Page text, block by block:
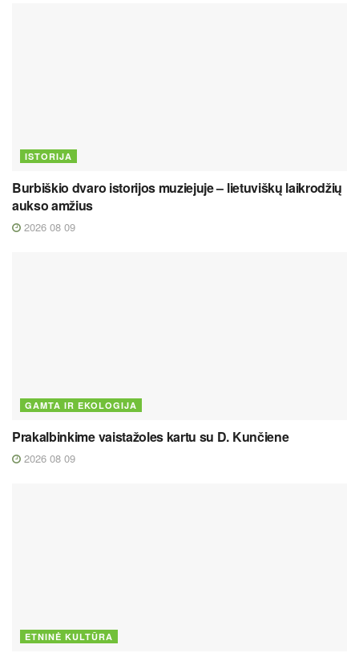
ISTORIJA
Burbiškio dvaro istorijos muziejuje – lietuviškų laikrodžių
aukso amžius
2026 08 09
GAMTA IR EKOLOGIJA
Prakalbinkime vaistažoles kartu su D. Kunčiene
2026 08 09
ETNINĖ KULTŪRA